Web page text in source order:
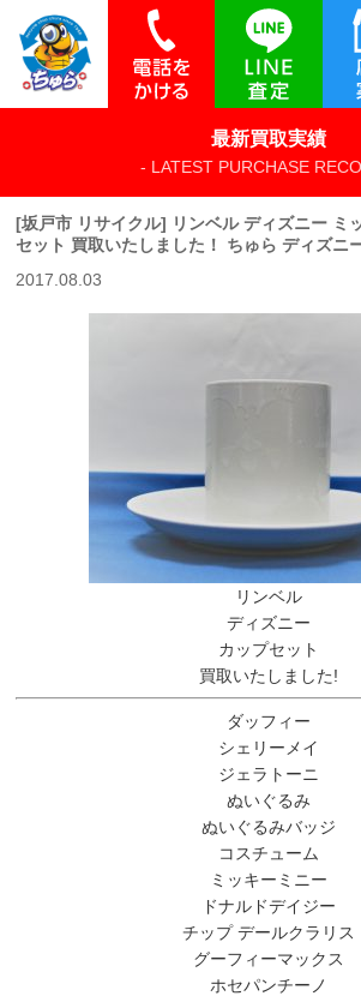
最新買取実績
- LATEST PURCHASE
[坂戸市 リサイクル] リンベル ディズニー ミ
セット 買取いたしました！ ちゅら ディズニ
2017.08.03
リンベル
ディズニー
カップセット
買取いたしました!
ダッフィー
シェリーメイ
ジェラトーニ
ぬいぐるみ
ぬいぐるみバッジ
コスチューム
ミッキーミニー
ドナルドデイジー
チップ デールクラリス
グーフィーマックス
ホセパンチーノ